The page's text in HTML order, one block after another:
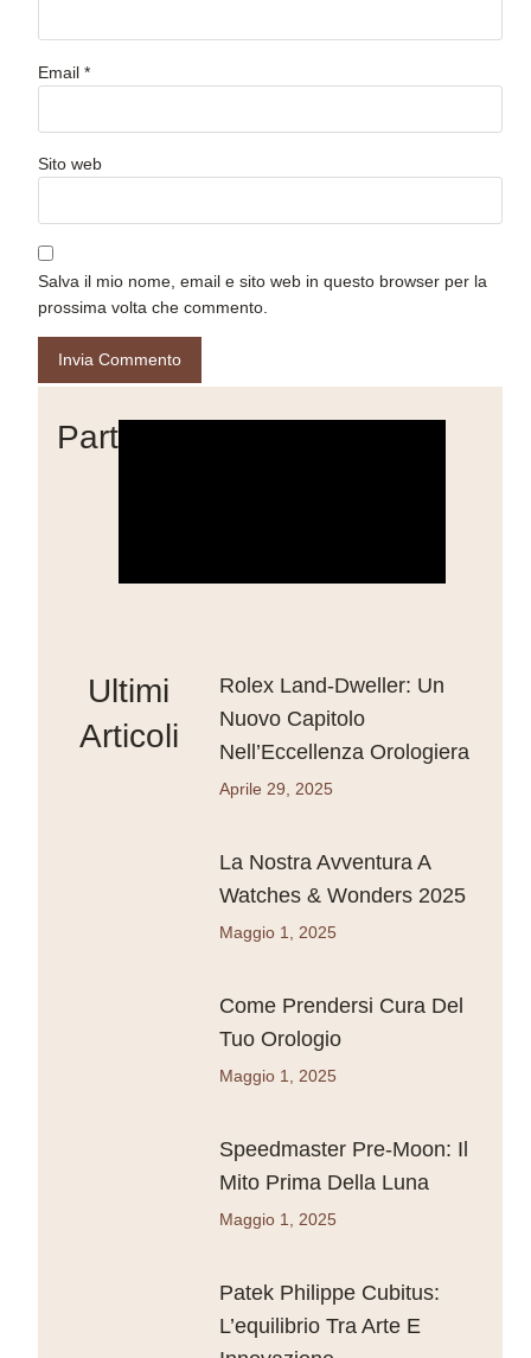
Email *
Sito web
Salva il mio nome, email e sito web in questo browser per la
prossima volta che commento.
Partner
Ultimi
Articoli
Rolex Land-Dweller: Un
Nuovo Capitolo
Nell’Eccellenza Orologiera
Aprile 29, 2025
La Nostra Avventura A
Watches & Wonders 2025
Maggio 1, 2025
Come Prendersi Cura Del
Tuo Orologio
Maggio 1, 2025
Speedmaster Pre-Moon: Il
Mito Prima Della Luna
Maggio 1, 2025
Patek Philippe Cubitus:
L’equilibrio Tra Arte E